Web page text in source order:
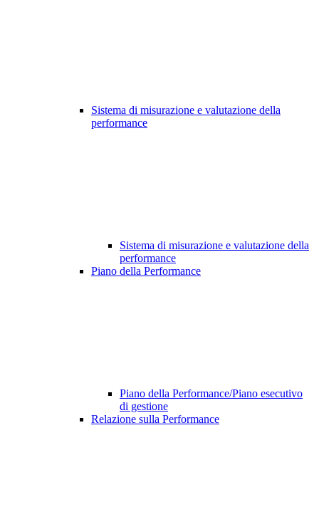
Sistema di misurazione e valutazione della
performance
Sistema di misurazione e valutazione della
performance
Piano della Performance
Piano della Performance/Piano esecutivo
di gestione
Relazione sulla Performance